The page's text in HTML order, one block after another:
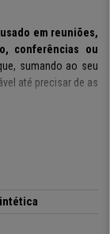
usado em reuniões,
conferências ou
sumando ao seu
até precisar de as
adapte aos seus